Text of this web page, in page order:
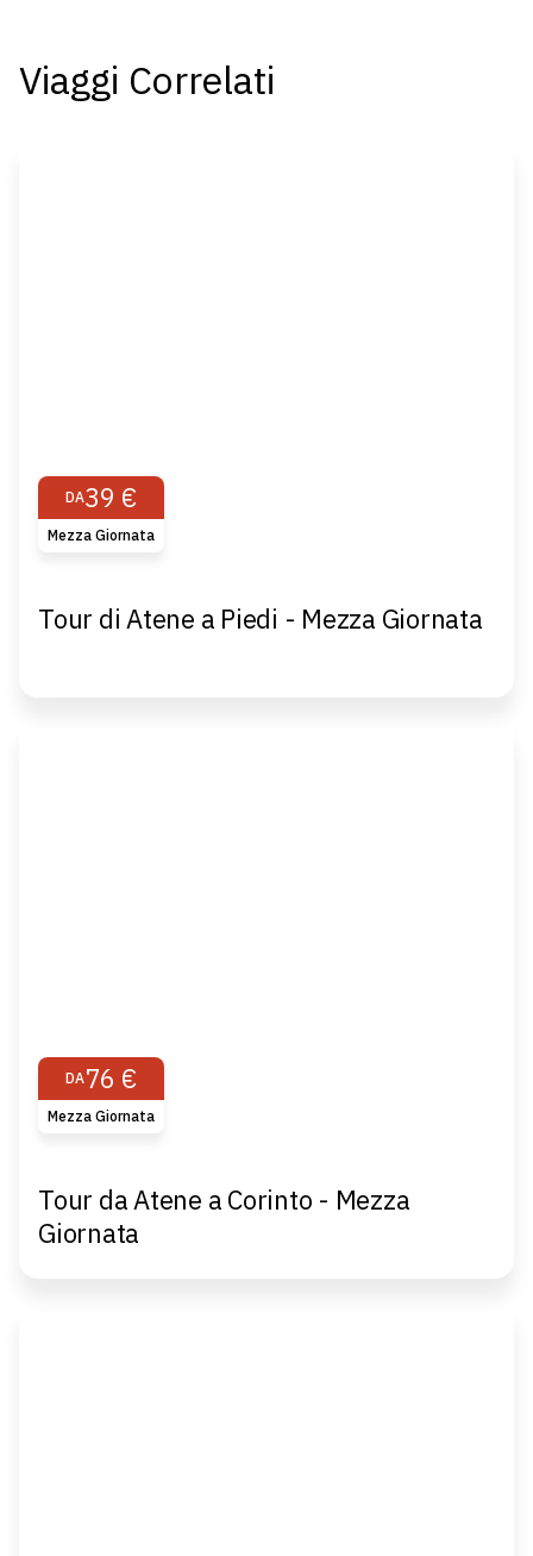
Viaggi Correlati
DA39 €
Mezza Giornata
Tour di Atene a Piedi - Mezza Giornata
DA76 €
Mezza Giornata
Tour da Atene a Corinto - Mezza
Giornata